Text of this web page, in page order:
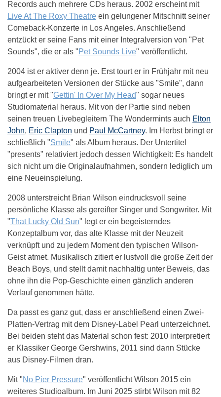
Records auch mehrere CDs heraus. 2002 erscheint mit
Live At The Roxy Theatre ein gelungener Mitschnitt seiner
Comeback-Konzerte in Los Angeles. Anschließend
entzückt er seine Fans mit einer Integralversion von "Pet
Sounds", die er als "Pet Sounds Live" veröffentlicht.
2004 ist er aktiver denn je. Erst tourt er in Frühjahr mit neu
aufgearbeiteten Versionen der Stücke aus "Smile", dann
bringt er mit "Gettin' In Over My Head" sogar neues
Studiomaterial heraus. Mit von der Partie sind neben
seinen treuen Livebegleitern The Wondermints auch Elton
John, Eric Clapton und Paul McCartney. Im Herbst bringt er
schließlich "Smile" als Album heraus. Der Untertitel
"presents" relativiert jedoch dessen Wichtigkeit: Es handelt
sich nicht um die Originalaufnahmen, sondern lediglich um
eine Neueinspielung.
2008 unterstreicht Brian Wilson eindrucksvoll seine
persönliche Klasse als gereifter Singer und Songwriter. Mit
"That Lucky Old Sun" legt er ein begeisterndes
Konzeptalbum vor, das alte Klasse mit der Neuzeit
verknüpft und zu jedem Moment den typischen Wilson-
Geist atmet. Musikalisch zitiert er lustvoll die große Zeit der
Beach Boys, und stellt damit nachhaltig unter Beweis, das
ohne ihn die Pop-Geschichte einen gänzlich anderen
Verlauf genommen hätte.
Da passt es ganz gut, dass er anschließend einen Zwei-
Platten-Vertrag mit dem Disney-Label Pearl unterzeichnet.
Bei beiden steht das Material schon fest: 2010 interpretiert
er Klassiker George Gershwins, 2011 sind dann Stücke
aus Disney-Filmen dran.
Mit "No Pier Pressure" veröffentlicht Wilson 2015 ein
weiteres Studioalbum. Im Juni 2025 stirbt Wilson mit 82